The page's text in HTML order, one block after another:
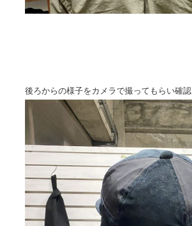
後ろからの様子をカメラで撮ってもらい確認